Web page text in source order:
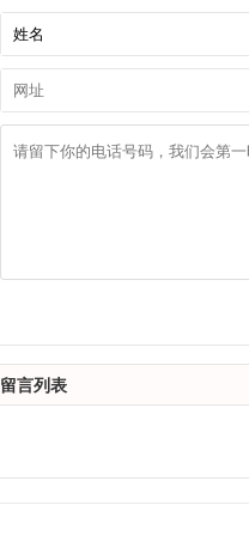
留言列表